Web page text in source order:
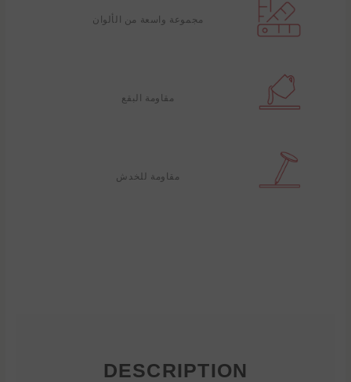
مجموعة واسعة من الألوان
مقاومة البقع
مقاومة للخدش
DESCRIPTION